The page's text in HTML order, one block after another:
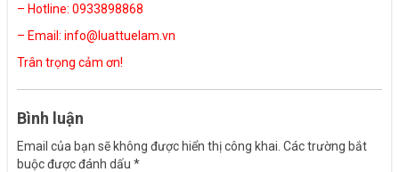
– Hotline: 0933898868
– Email:info@luattuelam.vn
Trân trọng cảm ơn!
Bình luận
Email của bạn sẽ không được hiển thị công khai. Các trường bắt
buộc được đánh dấu*